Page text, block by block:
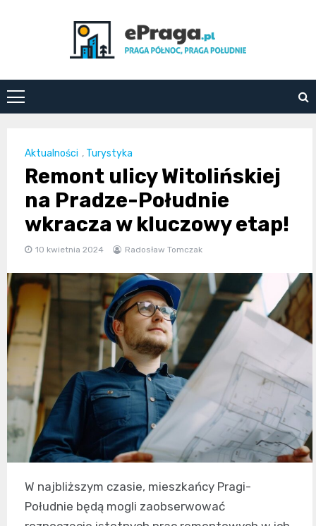
ePraga.pl
Aktualności , Turystyka
Remont ulicy Witolińskiej
na Pradze-Południe
wkracza w kluczowy etap!
10 kwietnia 2024 Radosław Tomczak
W najbliższym czasie, mieszkańcy Pragi-
Południe będą mogli zaobserwować